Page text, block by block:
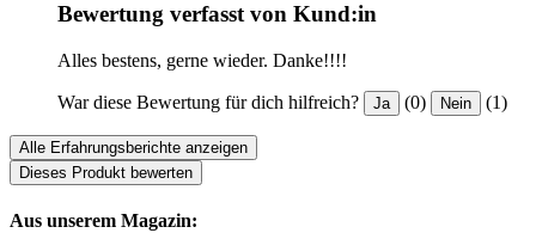
Bewertung verfasst von Kund:in
Alles bestens, gerne wieder. Danke!!!!
War diese Bewertung für dich hilfreich? Ja (0) Nein (1)
Alle Erfahrungsberichte anzeigen
Dieses Produkt bewerten
Aus unserem Magazin: